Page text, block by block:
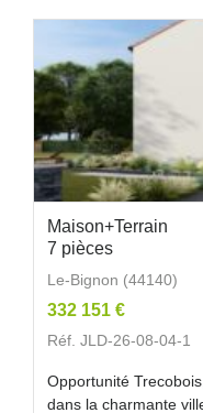
Maison+Terrain
7 pièces
Le-Bignon (44140)
332 151 €
Réf. JLD-26-08-04-1
Opportunité
dans la charmante